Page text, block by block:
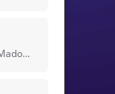
Le protagoniste de "Puella magi Madoka Magica", Madoka Kaname est une fille de bon cœur dont les choix l'amènent à affronter les forces sombres, devenant finalement un symbole d'espoir et de sacrifice dans un monde magique complexe.